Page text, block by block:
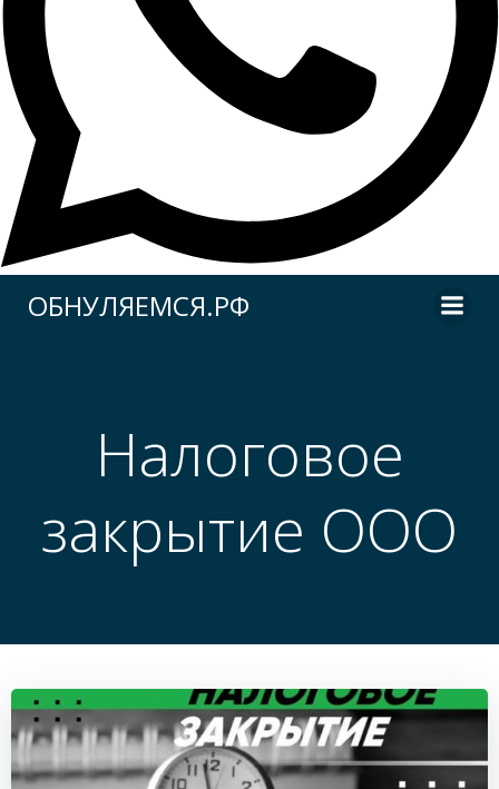
ОБНУЛЯЕМСЯ.РФ
Налоговое
закрытие ООО